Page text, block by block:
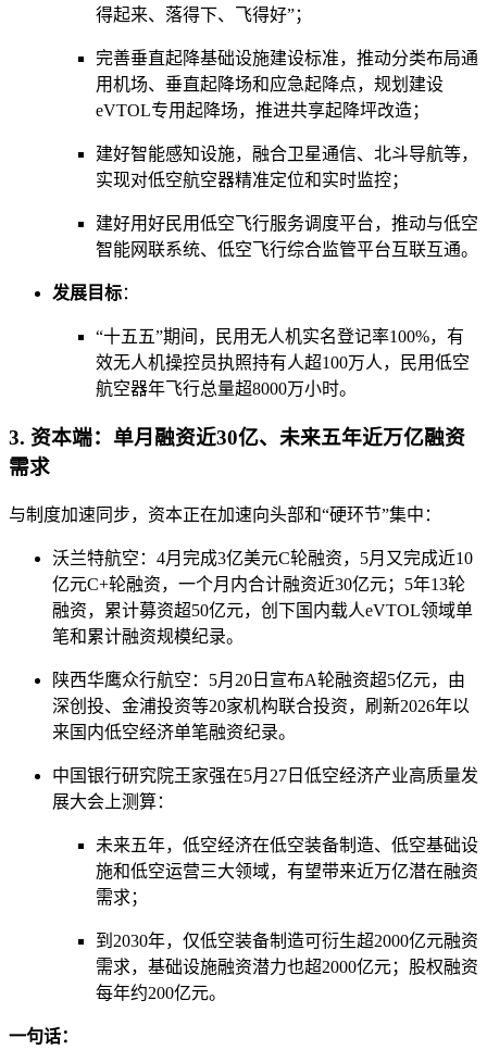
得起来、落得下、飞得好”；
完善垂直起降基础设施建设标准，推动分类布局通
用机场、垂直起降场和应急起降点，规划建设
eVTOL专用起降场，推进共享起降坪改造；
建好智能感知设施，融合卫星通信、北斗导航等，
实现对低空航空器精准定位和实时监控；
建好用好民用低空飞行服务调度平台，推动与低空
智能网联系统、低空飞行综合监管平台互联互通。
发展目标：
“十五五”期间，民用无人机实名登记率100%，有
效无人机操控员执照持有人超100万人，民用低空
航空器年飞行总量超8000万小时。
3. 资本端：单月融资近30亿、未来五年近万亿融资
需求
与制度加速同步，资本正在加速向头部和“硬环节”集中：
沃兰特航空：4月完成3亿美元C轮融资，5月又完成近10
亿元C+轮融资，一个月内合计融资近30亿元；5年13轮
融资，累计募资超50亿元，创下国内载人eVTOL领域单
笔和累计融资规模纪录。
陕西华鹰众行航空：5月20日宣布A轮融资超5亿元，由
深创投、金浦投资等20家机构联合投资，刷新2026年以
来国内低空经济单笔融资纪录。
中国银行研究院王家强在5月27日低空经济产业高质量发
展大会上测算：
未来五年，低空经济在低空装备制造、低空基础设
施和低空运营三大领域，有望带来近万亿潜在融资
需求；
到2030年，仅低空装备制造可衍生超2000亿元融资
需求，基础设施融资潜力也超2000亿元；股权融资
每年约200亿元。
一句话：